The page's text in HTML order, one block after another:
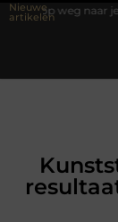
Nieuwe
artikelen
naar je theorie-